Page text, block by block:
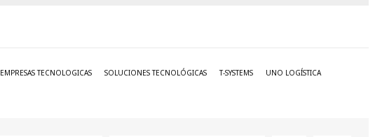
EMPRESAS TECNOLOGICAS SOLUCIONES TECNOLÓGICAS T-SYSTEMS UNO LOGÍSTICA